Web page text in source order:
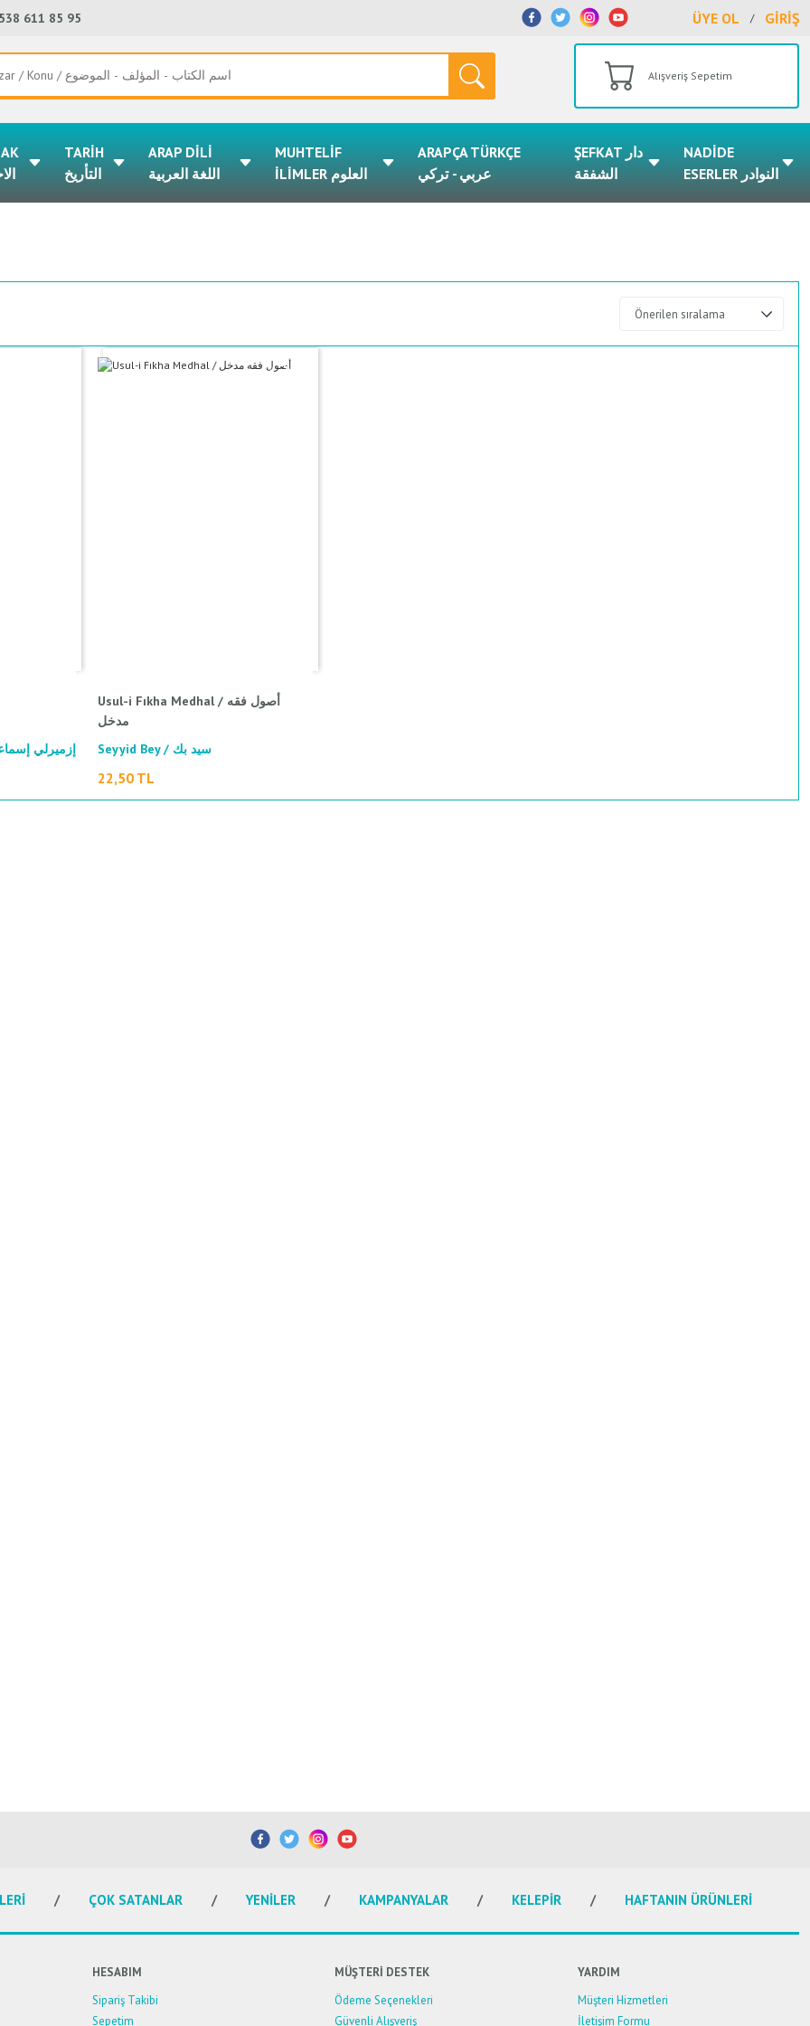
611 85 95 ÜYE OL / GİRİŞ
Alışveriş Sepetim
TARİH
التأريخ
ARAP DİLİ
اللغة العربية
MUHTELİF
İLİMLER العلوم
ARAPÇA TÜRKÇE
عربي - تركي
ŞEFKAT دار
الشفقة
NADİDE
ESERLER النوادر
%50
indirim
Usul-i Fıkha Medhal / أصول فقه
مدخل
Seyyid Bey / سيد بك
22,50 TL
ÇOK SATANLAR YENİLER KAMPANYALAR KELEPİR HAFTANIN ÜRÜNLERİ
HESABIM
Sipariş Takibi
Sepetim
MÜŞTERİ DESTEK
Ödeme Seçenekleri
Güvenli Alışveriş
YARDIM
Müşteri Hizmetleri
İletişim Formu